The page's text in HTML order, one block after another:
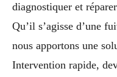
diagnostiquer et
Qu’il s’agisse d’une
nous apportons une
Intervention rapide,